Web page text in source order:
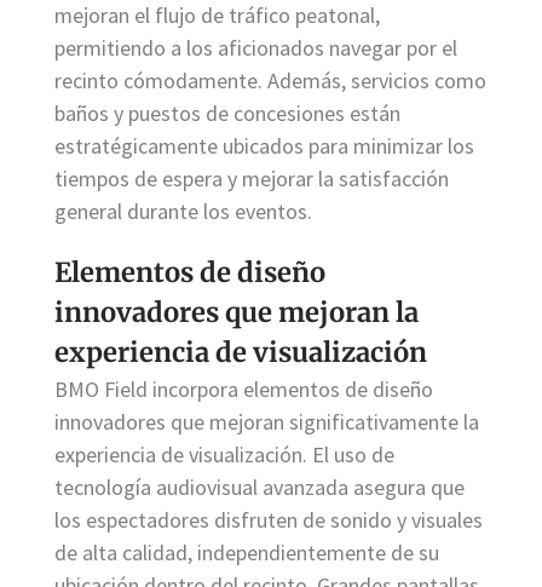
mejoran el flujo de tráfico peatonal,
permitiendo a los aficionados navegar por el
recinto cómodamente. Además, servicios como
baños y puestos de concesiones están
estratégicamente ubicados para minimizar los
tiempos de espera y mejorar la satisfacción
general durante los eventos.
Elementos de diseño
innovadores que mejoran la
experiencia de visualización
BMO Field incorpora elementos de diseño
innovadores que mejoran significativamente la
experiencia de visualización. El uso de
tecnología audiovisual avanzada asegura que
los espectadores disfruten de sonido y visuales
de alta calidad, independientemente de su